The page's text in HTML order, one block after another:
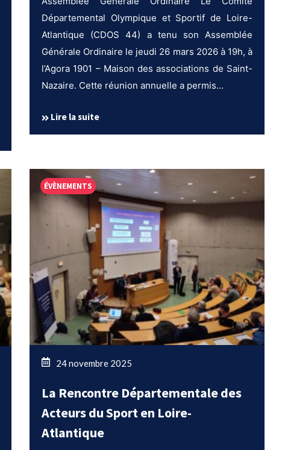
Départemental Olympique et Sportif de Loire-
Atlantique (CDOS 44) a tenu son Assemblée
Générale Ordinaire le jeudi 26 mars 2026 à 19h, à
l’Agora 1901 – Maison des associations de Saint-
Nazaire. Cette réunion annuelle a permis…
Lire la suite
ÉVÈNEMENTS
24 novembre 2025
La Rencontre Départementale des
Acteurs du Sport en Loire-
Atlantique